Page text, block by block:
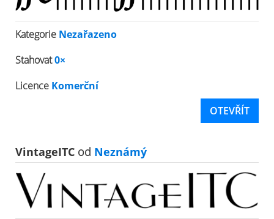
Kategorie Nezařazeno
Stahovat0×
Licence Komerční
OTEVŘÍT
VintageITC od Neznámý